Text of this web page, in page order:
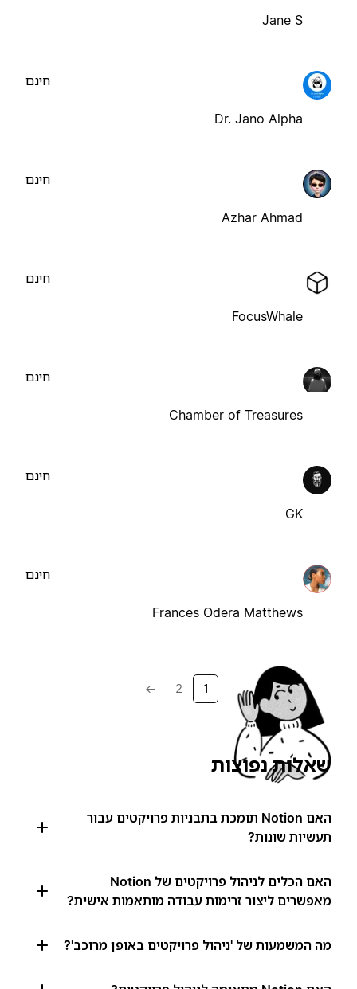
Jane S
Dr. Jano Alpha
חינם
Azhar Ahmad
חינם
FocusWhale
חינם
Chamber of Treasures
חינם
GK
חינם
Frances Odera Matthews
חינם
1
2
→
שאלות נפוצות
האם Notion תומכת בתבניות פרויקטים עבור
תעשיות שונות?
האם הכלים לניהול פרויקטים של Notion
מאפשרים ליצור זרימות עבודה מותאמות אישית?
מה המשמעות של 'ניהול פרויקטים באופן מרוכב'?